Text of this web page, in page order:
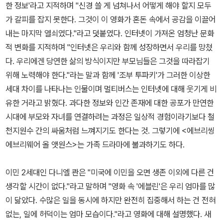
한 정보'라고 지적하며 "신경 쓸 게 넘쳐나서 어떻게 해야 할지 모두
가 갈피를 잡지 못한다. 그것이 이 영화가 혼돈 속에서 공감을 이끌어
내는 마지막 열쇠였다."라고 덧붙였다. 인터넷이 가져온 엄청난 문화
적 변화를 지적하며 "인터넷은 우리와 함께 성장하면서 우리를 망쳤
다. 우리에겐 당연한 삶의 방식이지만 부모님들은 그것을 따라잡기
위해 노력해야 한다."라는 말과 함께 '조부 투파키'가 그러한 이상한
세대 차이를 나타나는 인물이며 멀티버스는 인터넷에 대해 웃기게 비
유한 거라고 밝혔다. 과다한 정보와 인간 존재에 대한 공포가 만연한
시대에 부모와 자녀를 연결하려는 과정은 일상적 경험이라기보다 철
천지원수 간의 싸움처럼 느껴지기도 한다는 것. 그렇기에 <에브리씽
에브리웨어 올 앳원스>는 가족 드라마에 불과하기도 하다.
이민 2세대인 다니엘 콴은 "미국에 이민을 오면 생존 이외에 다른 건
생각할 시간이 없다."라고 말하며 "영화 속 '에블린'은 우리 엄마를 많
이 닮았다. 수많은 일을 동시에 하지만 완전히 집중해서 하는 건 전혀
없는, 일에 허덕이는 엄마 모습이다."라고 영화에 대해 설명했다. 새